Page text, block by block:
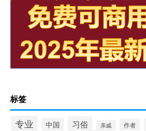
标签
专业 中国 习俗 亲戚 作者